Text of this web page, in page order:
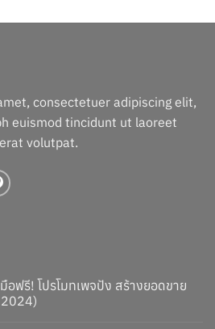
is:
consectetuer adipiscing elit,
euismod tincidunt ut laoreet
volutpat.
อฟรี! โปรโมทเพจปัง สร้างยอดขาย
2024)